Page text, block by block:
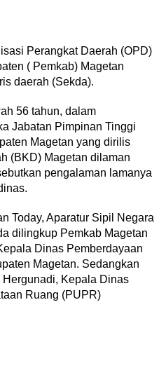
Perangkat Daerah (OPD)
( Pemkab) Magetan
daerah (Sekda).
56 tahun, dalam
Jabatan Pimpinan Tinggi
Magetan yang dirilis
(BKD) Magetan dilaman
pengalaman lamanya
Today, Aparatur Sipil Negara
dilingkup Pemkab Magetan
Dinas Pemberdayaan
Magetan. Sedangkan
Kepala Dinas
Ruang (PUPR)